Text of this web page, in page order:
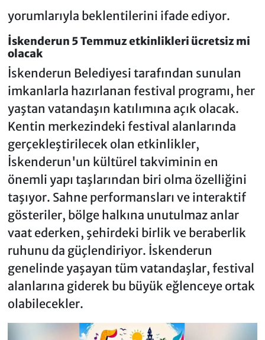
yorumlarıyla beklentilerini ifade ediyor.
İskenderun 5 Temmuz etkinlikleri ücretsiz mi
olacak
İskenderun Belediyesi tarafından sunulan
imkanlarla hazırlanan festival programı, her
yaştan vatandaşın katılımına açık olacak.
Kentin merkezindeki festival alanlarında
gerçekleştirilecek olan etkinlikler,
İskenderun'un kültürel takviminin en
önemli yapı taşlarından biri olma özelliğini
taşıyor. Sahne performansları ve interaktif
gösteriler, bölge halkına unutulmaz anlar
vaat ederken, şehirdeki birlik ve beraberlik
ruhunu da güçlendiriyor. İskenderun
genelinde yaşayan tüm vatandaşlar, festival
alanlarına giderek bu büyük eğlenceye ortak
olabilecekler.